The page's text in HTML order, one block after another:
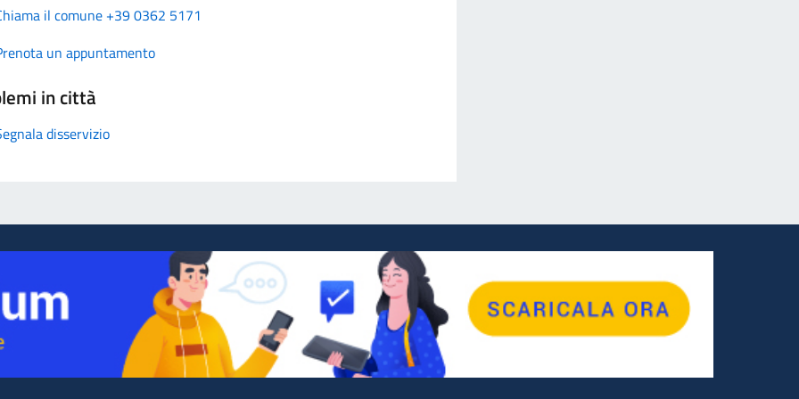
il comune +39 0362 5171
un appuntamento
in città
disservizio